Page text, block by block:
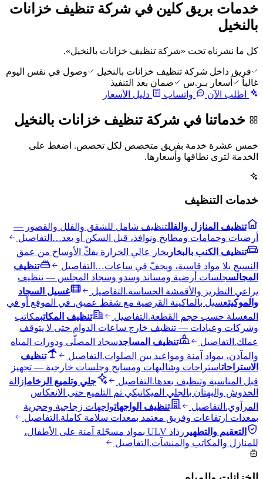
خدمات بريق كلين في شركة تنظيف خزانات
بالنخيل
كل ما نشرناه تحت «شركة تنظيف خزانات بالنخيل».
فريق داخل شركة تنظيف خزانات بالنخيل
وصول في نفس اليوم
غالباً
أسعار بـر.س
ضمان بعد التنفيذ
اطلب الآن
واتساب دليل الأسعار
خدماتنا في شركة تنظيف خزانات بالنخيل
خمس عشرة خدمة بفريق متخصص لكل تخصص. اضغط على
الخدمة لترى نطاقها وأسعارها.
خدمات التنظيف
تنظيف المنازل والفللتنظيف شامل للشقق والفلل والقصور —
أرضيات وحمامات ومطابخ ونوافذ، قبل السكن أو بعد… التفاصيل
تنظيف الكنب بالبخار بخار عالي الحرارة يفكّ الأوساخ من عمق
النسيج بلا مواد قاسية، ويجفّ في ساعات… التفاصيل
تنظيف
المجالسجلسات أرضية ومساند وسدو وسجاد المجلس — تنظيف
يراعي التطريز والأقمشة الحساسة. التفاصيل
غسيل السجاد
والموكيتغسيل بالماكينة القرصية مع شفط عميق، في الموقع أو في
المغسلة حسب حجم القطعة. التفاصيل تنظيف المكاتبمكاتب
وشركات وعيادات — تنظيف خارج ساعات الدوام حتى لا يتوقف
عملك. التفاصيل تنظيف المساجدسجاد المصلّى ودورات المياه
والمآذن، بمواد آمنة ومواعيد بين الصلوات. التفاصيل
تنظيف
الاستراحاتاستراحات وشاليهات ومسابح وجلسات خارجية — تجهيز
قبل المناسبة وتنظيف بعدها. التفاصيل جلي وتلميع الرخامإزالة
الخدوش والبهتان بالجلي الميكانيكي ثم التلميع حتى الانعكاس
المرآوي. التفاصيل تنظيف الواجهاتواجهات زجاجية وحجرية
بمعدات ارتفاعات وفريق معتمد بمعدات سلامة كاملة. التفاصيل
التعقيم والتطهير
رذاذ ULV بمواد مسجّلة آمنة على الأطفال،
للمنازل والمكاتب والمنشآت. التفاصيل